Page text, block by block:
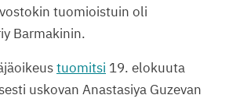
tuomioistuin oli
Barmakinin.
tuomitsi 19. elokuuta
uskovan Anastasiya Guzevan